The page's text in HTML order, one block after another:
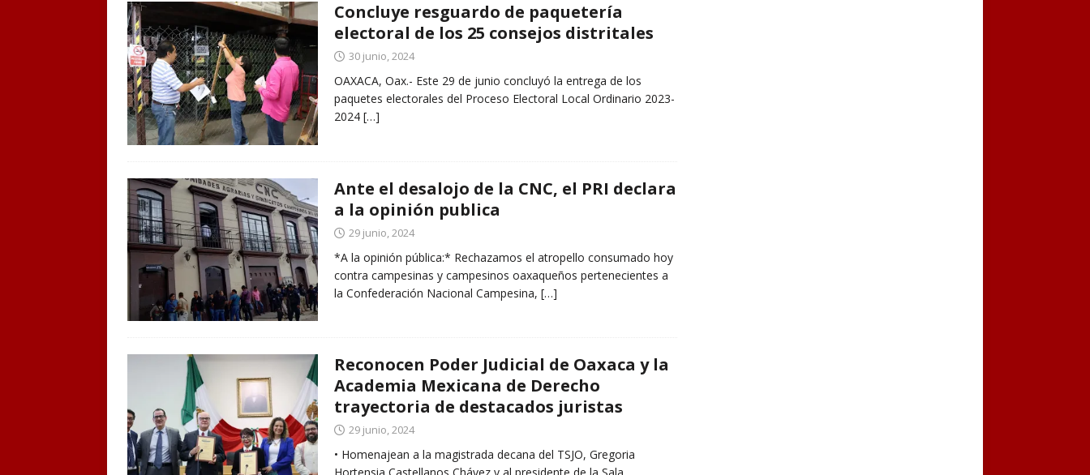
Concluye resguardo de paquetería
electoral de los 25 consejos distritales
30 junio, 2024
OAXACA, Oax.- Este 29 de junio concluyó la entrega de los
paquetes electorales del Proceso Electoral Local Ordinario 2023-
2024 […]
Ante el desalojo de la CNC, el PRI declara
a la opinión publica
29 junio, 2024
*A la opinión pública:* Rechazamos el atropello consumado hoy
contra campesinas y campesinos oaxaqueños pertenecientes a
la Confederación Nacional Campesina, […]
Reconocen Poder Judicial de Oaxaca y la
Academia Mexicana de Derecho
trayectoria de destacados juristas
29 junio, 2024
• Homenajean a la magistrada decana del TSJO, Gregoria